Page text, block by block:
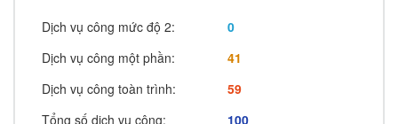
Dịch vụ công mức độ 2:
0
Dịch vụ công một phần:
41
Dịch vụ công toàn trình:
59
Tổng số dịch vụ công:
100